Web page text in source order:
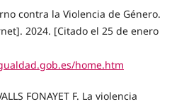
contra la Violencia de Género.
2024. [Citado el 25 de enero
home.htm
FONAYET F. La violencia